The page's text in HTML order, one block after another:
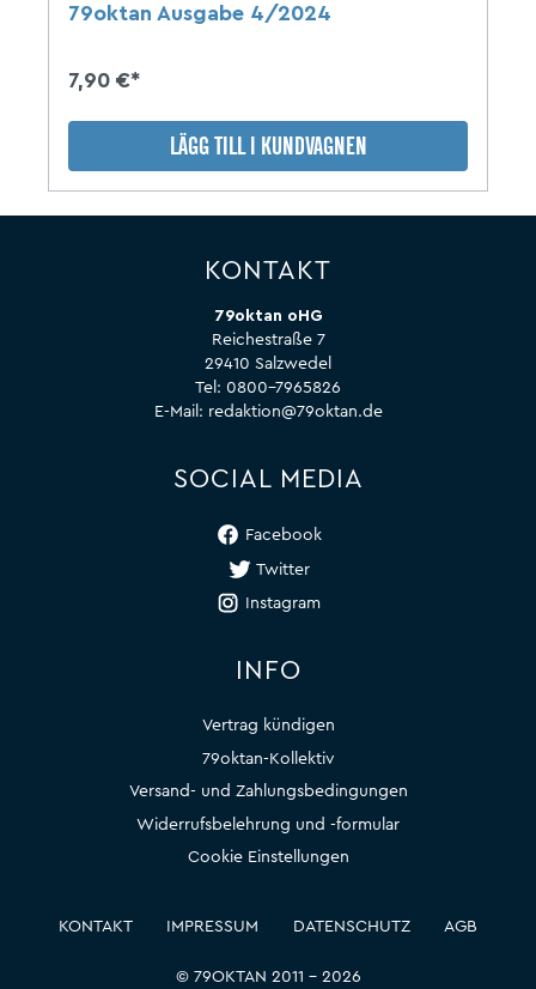
79oktan Ausgabe 4/2024
7,90 €*
LÄGG TILL I KUNDVAGNEN
KONTAKT
79oktan oHG
Reichestraße 7
29410 Salzwedel
Tel: 0800-7965826
E-Mail: redaktion@79oktan.de
SOCIAL MEDIA
Facebook
Twitter
Instagram
INFO
Vertrag kündigen
79oktan-Kollektiv
Versand- und Zahlungsbedingungen
Widerrufsbelehrung und -formular
Cookie Einstellungen
© 79OKTAN 2011 – 2026
KONTAKT IMPRESSUM DATENSCHUTZ AGB